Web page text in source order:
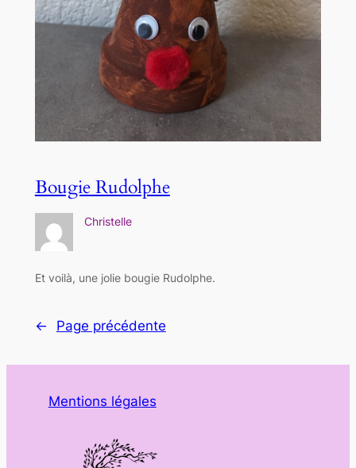
Bougie Rudolphe
Christelle
Et voilà, une jolie bougie Rudolphe.
← Page précédente
Mentions légales